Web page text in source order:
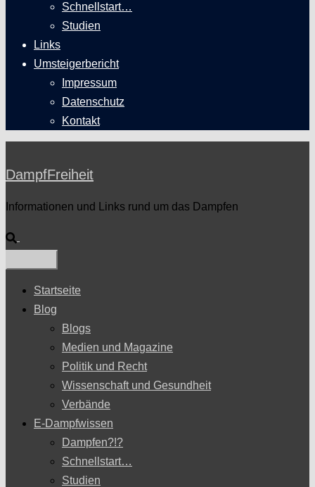
Schnellstart…
Studien
Links
Umsteigerbericht
Impressum
Datenschutz
Kontakt
DampfFreiheit
Informationen und Links rund um das Dampfen
Suche
Startseite
Blog
Blogs
Medien und Magazine
Politik und Recht
Wissenschaft und Gesundheit
Verbände
E-Dampfwissen
Dampfen?!?
Schnellstart…
Studien